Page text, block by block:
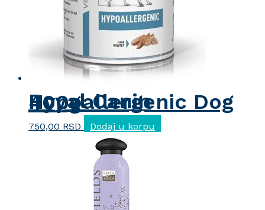
Royal Canin Hypoallergenic Dog 400g
750,00 RSD Dodaj u korpu